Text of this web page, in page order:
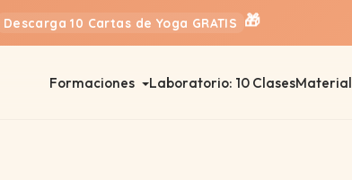
Descarga 10 Cartas de Yoga GRATIS 🎁
Formaciones Laboratorio: 10 ClasesMaterial